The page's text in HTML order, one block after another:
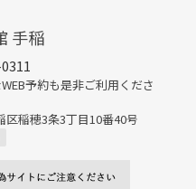
手稲
予約も是非ご利用くださ
稲穂3条3丁目10番40号